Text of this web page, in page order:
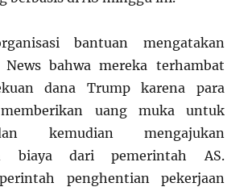
bantuan mengatakan
News bahwa mereka terhambat
dana Trump karena para
uang muka untuk
kemudian mengajukan
biaya dari pemerintah AS.
penghentian pekerjaan